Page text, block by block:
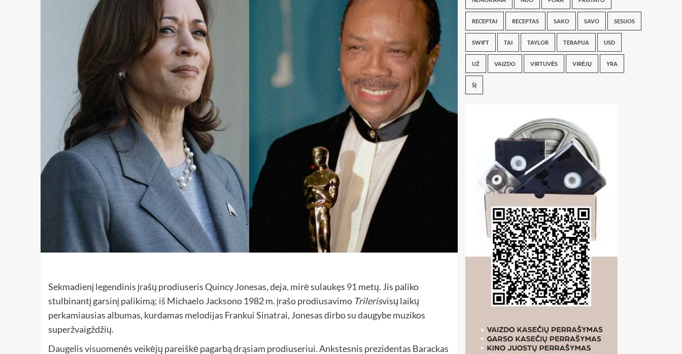
Sekmadienį legendinis įrašų prodiuseris Quincy Jonesas, deja, mirė sulaukęs 91 metų. Jis paliko
stulbinantį garsinį palikimą; iš Michaelo Jacksono 1982 m. įrašo prodiusavimo Trilerisvisų laikų
perkamiausias albumas, kurdamas melodijas Frankui Sinatrai, Jonesas dirbo su daugybe muzikos
superžvaigždžių.
Daugelis visuomenės veikėjų pareiškė pagarbą drąsiam prodiuseriui. Ankstesnis prezidentas Barackas
RECEPTAI RECEPTAS SAKO SAVO SESIJOS
SWIFT TAI TAYLOR TERAPIJA USD
UŽ VAIZDO VIRTUVĖS VIRĖJŲ YRA
ŠĮ